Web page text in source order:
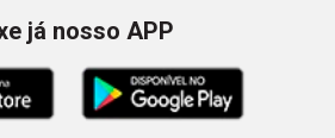
já nosso APP